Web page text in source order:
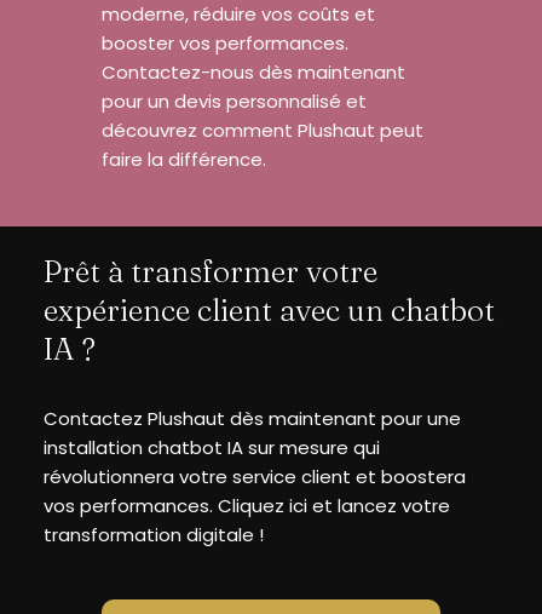
moderne, réduire vos coûts et
booster vos performances.
Contactez-nous dès maintenant
pour un devis personnalisé et
découvrez comment Plushaut peut
faire la différence.
Prêt à transformer votre
expérience client avec un chatbot
IA ?
Contactez Plushaut dès maintenant pour une
installation chatbot IA sur mesure qui
révolutionnera votre service client et boostera
vos performances. Cliquez ici et lancez votre
transformation digitale !